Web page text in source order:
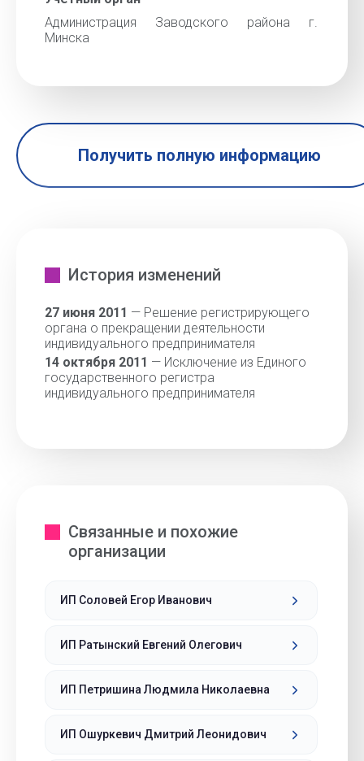
Администрация Заводского района г.
Минска
Получить полную информацию
История изменений
27 июня 2011 — Решение регистрирующего
органа о прекращении деятельности
индивидуального предпринимателя
14 октября 2011 — Исключение из Единого
государственного регистра
индивидуального предпринимателя
Связанные и похожие
организации
ИП Соловей Егор Иванович
ИП Ратынский Евгений Олегович
ИП Петришина Людмила Николаевна
ИП Ошуркевич Дмитрий Леонидович